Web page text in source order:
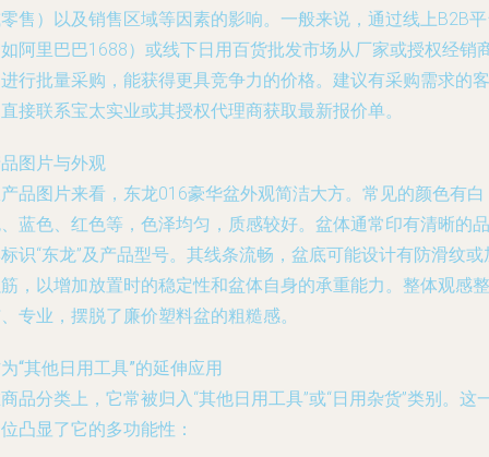
售）以及销售区域等因素的影响。一般来说，通过线上B2B
阿里巴巴1688）或线下日用百货批发市场从厂家或授权经销
行批量采购，能获得更具竞争力的价格。建议有采购需求的客
接联系宝太实业或其授权代理商获取最新报价单。
图片与外观
品图片来看，东龙016豪华盆外观简洁大方。常见的颜色有白
蓝色、红色等，色泽均匀，质感较好。盆体通常印有清晰的品
识“东龙”及产品型号。其线条流畅，盆底可能设计有防滑纹或
，以增加放置时的稳定性和盆体自身的承重能力。整体观感整
专业，摆脱了廉价塑料盆的粗糙感。
“其他日用工具”的延伸应用
品分类上，它常被归入“其他日用工具”或“日用杂货”类别。这
凸显了它的多功能性：